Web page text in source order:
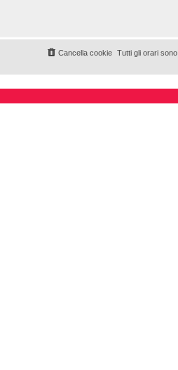
Tutti gli orari sono
Cancella cookie